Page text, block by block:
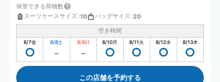
保管できる荷物数
スーツケースサイズ :10 バッグサイズ :20
空き時間
8/7金 8/8土 8/9日 8/10月 8/11火 8/12水 8/13木
この店舗を予約する